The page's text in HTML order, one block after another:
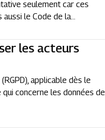
seulement car ces
le Code de la...
les acteurs
applicable dès le
concerne les données de